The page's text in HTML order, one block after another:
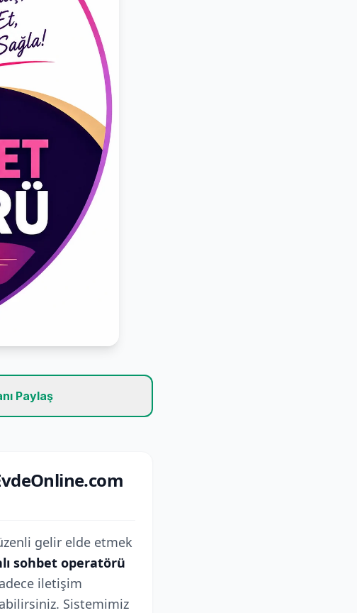
Paylaş
gelir elde etmek
sohbet operatörü
iletişim
Sistemimiz